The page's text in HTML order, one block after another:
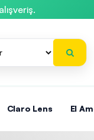
Claro Lens El